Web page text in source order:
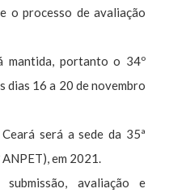
o processo de avaliação
mantida, portanto o 34º
dias 16 a 20 de novembro
será a sede da 35ª
em 2021.
avaliação e